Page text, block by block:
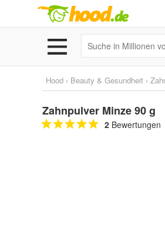
Hood › Beauty & Gesundheit ›
Zahnpulver Minze 90 g
2 Bewertungen